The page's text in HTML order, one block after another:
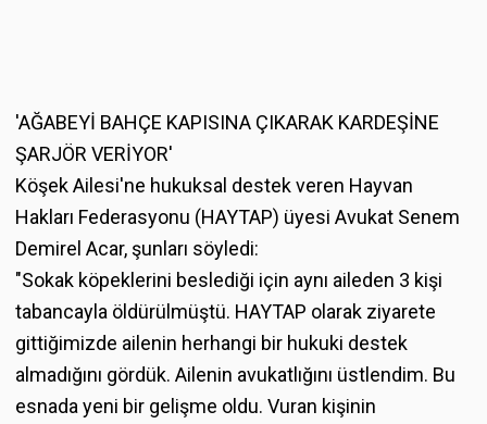
'AĞABEYİ BAHÇE KAPISINA ÇIKARAK KARDEŞİNE
ŞARJÖR VERİYOR'
Köşek Ailesi'ne hukuksal destek veren Hayvan
Hakları Federasyonu (HAYTAP) üyesi Avukat Senem
Demirel Acar, şunları söyledi:
"Sokak köpeklerini beslediği için aynı aileden 3 kişi
tabancayla öldürülmüştü. HAYTAP olarak ziyarete
gittiğimizde ailenin herhangi bir hukuki destek
almadığını gördük. Ailenin avukatlığını üstlendim. Bu
esnada yeni bir gelişme oldu. Vuran kişinin